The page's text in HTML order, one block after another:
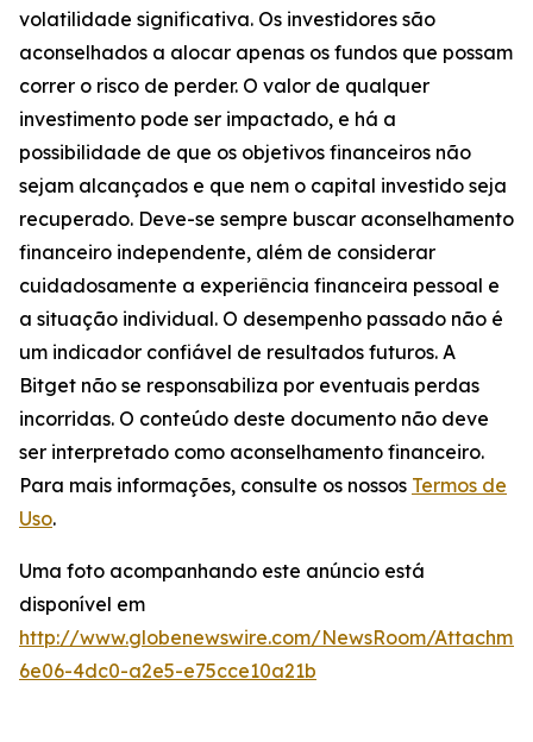
volatilidade significativa. Os investidores são
aconselhados a alocar apenas os fundos que possam
correr o risco de perder. O valor de qualquer
investimento pode ser impactado, e há a
possibilidade de que os objetivos financeiros não
sejam alcançados e que nem o capital investido seja
recuperado. Deve-se sempre buscar aconselhamento
financeiro independente, além de considerar
cuidadosamente a experiência financeira pessoal e
a situação individual. O desempenho passado não é
um indicador confiável de resultados futuros. A
Bitget não se responsabiliza por eventuais perdas
incorridas. O conteúdo deste documento não deve
ser interpretado como aconselhamento financeiro.
Para mais informações, consulte os nossos Termos de
Uso.
Uma foto acompanhando este anúncio está
disponível em
http://www.globenewswire.com/NewsRoom/
6e06-4dc0-a2e5-e75cce10a21b